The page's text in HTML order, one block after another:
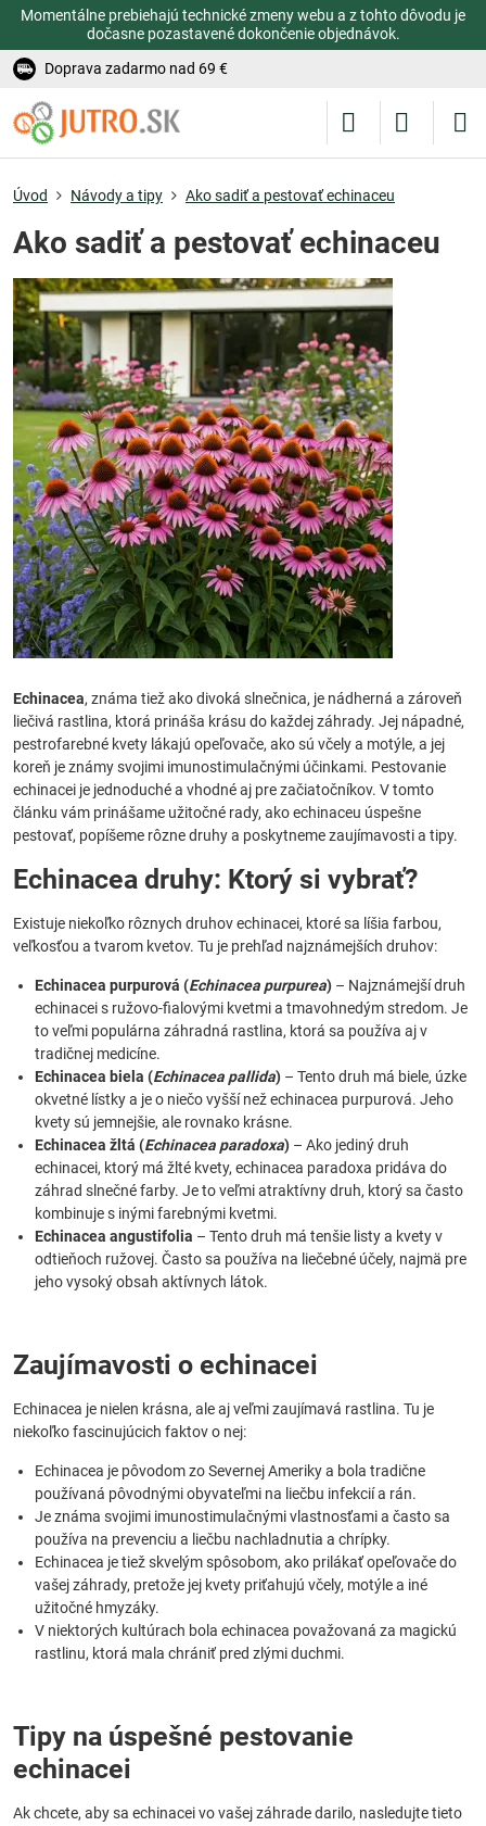
Momentálne prebiehajú technické zmeny webu a z tohto dôvodu je
dočasne pozastavené dokončenie objednávok.
Doprava zadarmo nad 69 €
Úvod Návody a tipy Ako sadiť a pestovať echinaceu
Ako sadiť a pestovať echinaceu
Echinacea, známa tiež ako divoká slnečnica, je nádherná a zároveň
liečivá rastlina, ktorá prináša krásu do každej záhrady. Jej nápadné,
pestrofarebné kvety lákajú opeľovače, ako sú včely a motýle, a jej
koreň je známy svojimi imunostimulačnými účinkami. Pestovanie
echinacei je jednoduché a vhodné aj pre začiatočníkov. V tomto
článku vám prinášame užitočné rady, ako echinaceu úspešne
pestovať, popíšeme rôzne druhy a poskytneme zaujímavosti a tipy.
Echinacea druhy: Ktorý si vybrať?
Existuje niekoľko rôznych druhov echinacei, ktoré sa líšia farbou,
veľkosťou a tvarom kvetov. Tu je prehľad najznámejších druhov:
Echinacea purpurová (Echinacea purpurea) – Najznámejší druh
echinacei s ružovo-fialovými kvetmi a tmavohnedým stredom. Je
to veľmi populárna záhradná rastlina, ktorá sa používa aj v
tradičnej medicíne.
Echinacea biela (Echinacea pallida) – Tento druh má biele, úzke
okvetné lístky a je o niečo vyšší než echinacea purpurová. Jeho
kvety sú jemnejšie, ale rovnako krásne.
Echinacea žltá (Echinacea paradoxa) – Ako jediný druh
echinacei, ktorý má žlté kvety, echinacea paradoxa pridáva do
záhrad slnečné farby. Je to veľmi atraktívny druh, ktorý sa často
kombinuje s inými farebnými kvetmi.
Echinacea angustifolia – Tento druh má tenšie listy a kvety v
odtieňoch ružovej. Často sa používa na liečebné účely, najmä pre
jeho vysoký obsah aktívnych látok.
Zaujímavosti o echinacei
Echinacea je nielen krásna, ale aj veľmi zaujímavá rastlina. Tu je
niekoľko fascinujúcich faktov o nej:
Echinacea je pôvodom zo Severnej Ameriky a bola tradične
používaná pôvodnými obyvateľmi na liečbu infekcií a rán.
Je známa svojimi imunostimulačnými vlastnosťami a často sa
používa na prevenciu a liečbu nachladnutia a chrípky.
Echinacea je tiež skvelým spôsobom, ako prilákať opeľovače do
vašej záhrady, pretože jej kvety priťahujú včely, motýle a iné
užitočné hmyzáky.
V niektorých kultúrach bola echinacea považovaná za magickú
rastlinu, ktorá mala chrániť pred zlými duchmi.
Tipy na úspešné pestovanie
echinacei
Ak chcete, aby sa echinacei vo vašej záhrade darilo, nasledujte tieto